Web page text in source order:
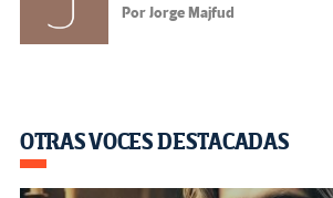
Por Jorge Majfud
OTRAS VOCES DESTACADAS